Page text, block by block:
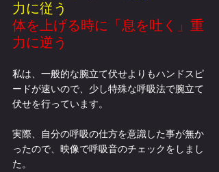
力に従う
体を上げる時に「息を吐く」重
力に逆う
私は、一般的な腕立て伏せよりもハンドスピ
ードが速いので、少し特殊な呼吸法で腕立て
伏せを行っています。
実際、自分の呼吸の仕方を意識した事が無か
ったので、映像で呼吸音のチェックをしまし
た。